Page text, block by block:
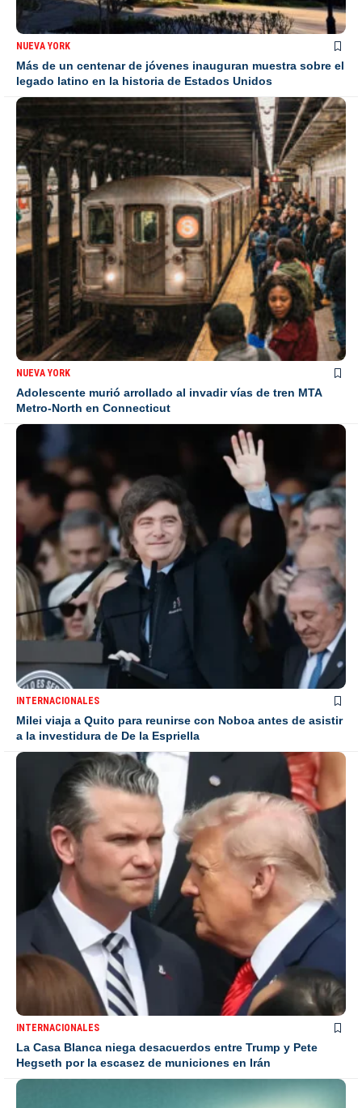
NUEVA YORK
Más de un centenar de jóvenes inauguran muestra sobre el
legado latino en la historia de Estados Unidos
NUEVA YORK
Adolescente murió arrollado al invadir vías de tren MTA
Metro-North en Connecticut
INTERNACIONALES
Milei viaja a Quito para reunirse con Noboa antes de asistir
a la investidura de De la Espriella
INTERNACIONALES
La Casa Blanca niega desacuerdos entre Trump y Pete
Hegseth por la escasez de municiones en Irán